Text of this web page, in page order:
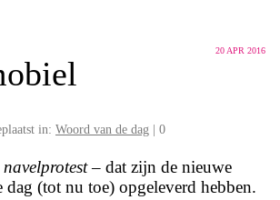
20 APR 2016
in: Woord van de dag 0
navelprotest– dat zijn de nieuwe
dag (tot nu toe) opgeleverd hebben.